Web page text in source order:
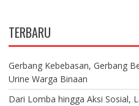
TERBARU
Gerbang Kebebasan, Gerbang
Urine Warga Binaan
Dari Lomba hingga Aksi Sosial,